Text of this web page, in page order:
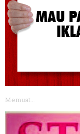
Memuat...